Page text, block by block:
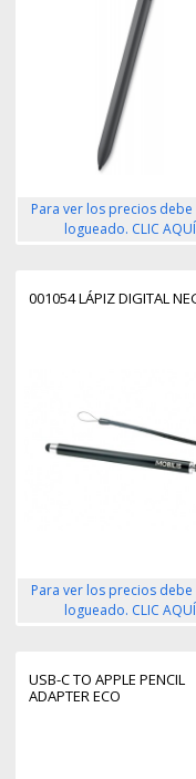
Para ver los precios
logueado. CLIC AQUÍ
001054 LÁPIZ DIGITAL
Para ver los precios
logueado. CLIC AQUÍ
USB-C TO APPLE PENCIL
ADAPTER ECO